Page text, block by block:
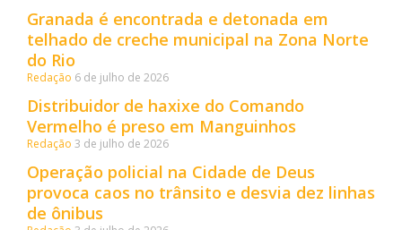
Granada é encontrada e detonada em
telhado de creche municipal na Zona Norte
do Rio
Redação 6 de julho de 2026
Distribuidor de haxixe do Comando
Vermelho é preso em Manguinhos
Redação 3 de julho de 2026
Operação policial na Cidade de Deus
provoca caos no trânsito e desvia dez linhas
de ônibus